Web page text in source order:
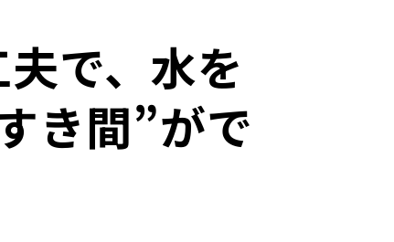
で、水を
き間”がで